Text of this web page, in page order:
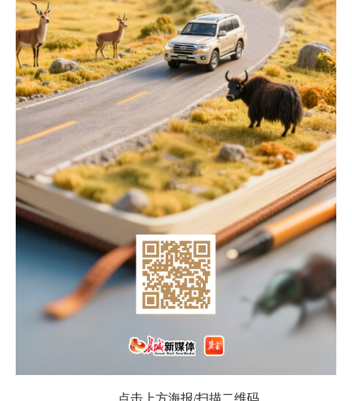
点击上方海报/扫描二维码